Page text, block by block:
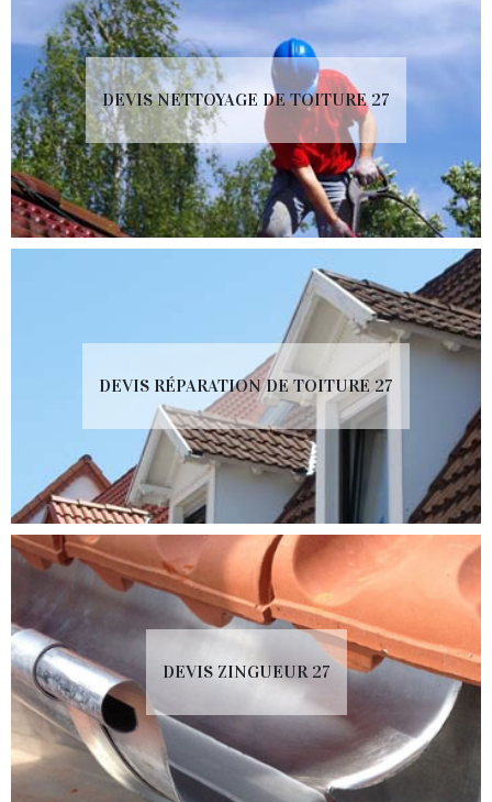
DEVIS NETTOYAGE DE TOITURE 27
DEVIS RÉPARATION DE TOITURE 27
DEVIS ZINGUEUR 27